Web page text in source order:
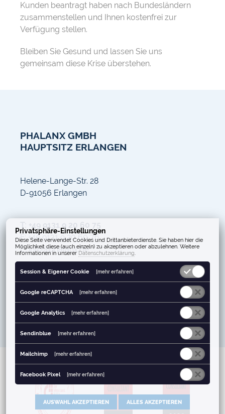
Kunden beantragt haben nach Bundesländern
zusammenstellen und Ihnen kostenfrei zur
Verfügung stellen.
Bleiben Sie Gesund und lassen Sie uns
gemeinsam diese Krise überstehen.
PHALANX GMBH
HAUPTSITZ ERLANGEN
Helene-Lange-Str. 28
D-91056 Erlangen
F: +49 9131 9 20 60 76
E: info@phalanx.de
Privatsphäre-Einstellungen
Diese Seite verwendet Cookies und Drittanbieterdienste. Sie haben hier die
Möglichkeit diese (auch einzeln) zu akzeptieren oder abzulehnen. Weitere
Informationen in unserer Datenschutzerklärung.
Session & Eigener Cookie [mehr erfahren]
Google reCAPTCHA [mehr erfahren]
Google Analytics [mehr erfahren]
Sendinblue [mehr erfahren]
Mailchimp [mehr erfahren]
Facebook Pixel [mehr erfahren]
AUSWAHL AKZEPTIEREN ALLES AKZEPTIEREN